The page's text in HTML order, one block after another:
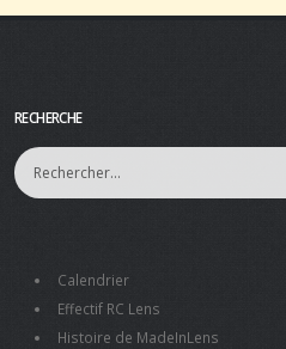
RECHERCHE
Calendrier
Effectif RC Lens
Histoire de MadeInLens